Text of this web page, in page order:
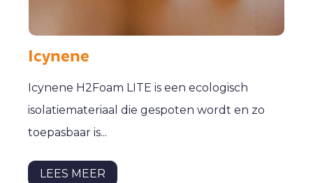
Icynene
Icynene H2Foam LITE is een ecologisch
isolatiemateriaal die gespoten wordt en zo
toepasbaar is...
LEES MEER